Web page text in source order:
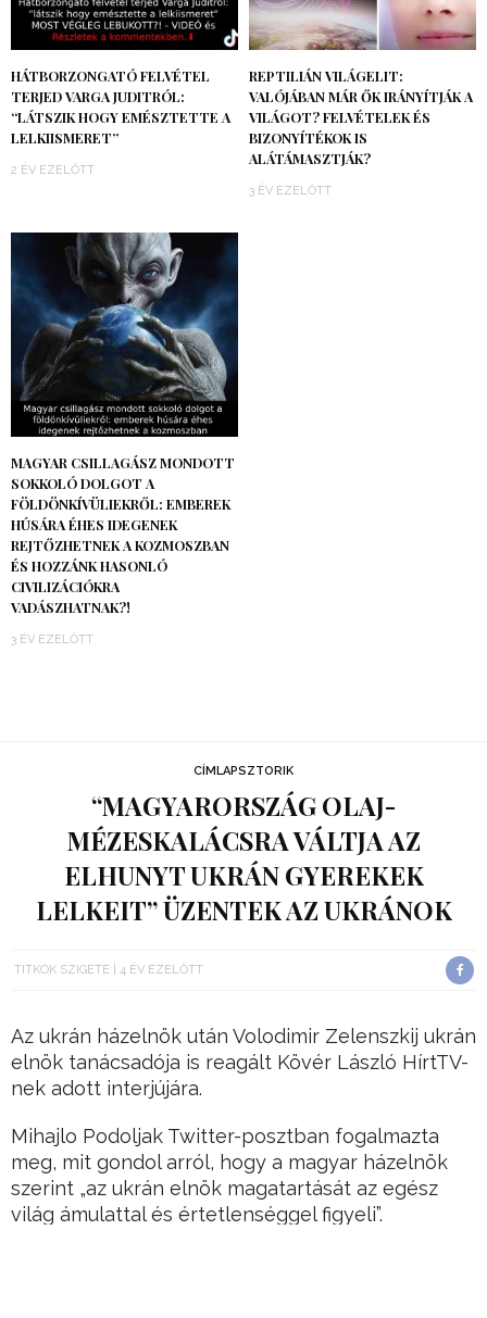
HÁTBORZONGATÓ FELVÉTEL
TERJED VARGA JUDITRÓL:
“LÁTSZIK HOGY EMÉSZTETTE A
LELKIISMERET”
2 ÉV EZELŐTT
REPTILIÁN VILÁGELIT:
VALÓJÁBAN MÁR ŐK IRÁNYÍTJÁK A
VILÁGOT? FELVÉTELEK ÉS
BIZONYÍTÉKOK IS
ALÁTÁMASZTJÁK?
3 ÉV EZELŐTT
MAGYAR CSILLAGÁSZ MONDOTT
SOKKOLÓ DOLGOT A
FÖLDÖNKÍVÜLIEKRŐL: EMBEREK
HÚSÁRA ÉHES IDEGENEK
REJTŐZHETNEK A KOZMOSZBAN
ÉS HOZZÁNK HASONLÓ
CIVILIZÁCIÓKRA
VADÁSZHATNAK?!
3 ÉV EZELŐTT
CÍMLAPSZTORIK
“MAGYARORSZÁG OLAJ-
MÉZESKALÁCSRA VÁLTJA AZ
ELHUNYT UKRÁN GYEREKEK
LELKEIT” ÜZENTEK AZ UKRÁNOK
TITKOK SZIGETE 4 ÉV EZELŐTT
Az ukrán házelnök után Volodimir Zelenszkij ukrán
elnök tanácsadója is reagált Kövér László HírtTV-
nek adott interjújára.
Mihajlo Podoljak Twitter-posztban fogalmazta
meg, mit gondol arról, hogy a magyar házelnök
szerint „az ukrán elnök magatartását az egész
világ ámulattal és értetlenséggel figyeli”.